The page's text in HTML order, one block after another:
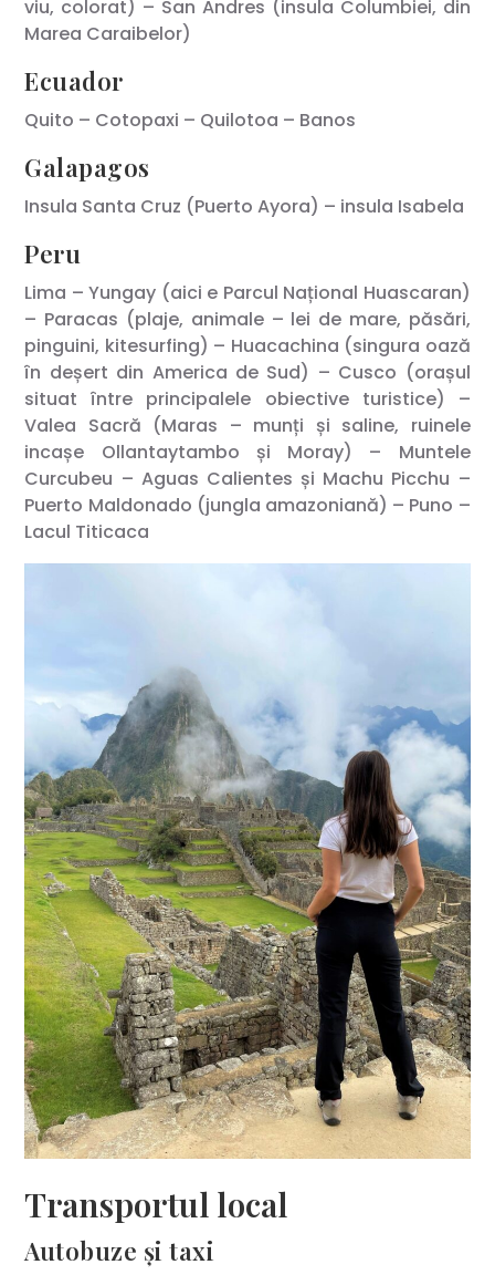
viu, colorat) – San Andres (insula Columbiei, din
Marea Caraibelor)
Ecuador
Quito – Cotopaxi – Quilotoa – Banos
Galapagos
Insula Santa Cruz (Puerto Ayora) – insula Isabela
Peru
Lima – Yungay (aici e Parcul Național Huascaran)
– Paracas (plaje, animale – lei de mare, păsări,
pinguini, kitesurfing) – Huacachina (singura oază
în deșert din America de Sud) – Cusco (orașul
situat între principalele obiective turistice) –
Valea Sacră (Maras – munți și saline, ruinele
incașe Ollantaytambo și Moray) – Muntele
Curcubeu – Aguas Calientes și Machu Picchu –
Puerto Maldonado (jungla amazoniană) – Puno –
Lacul Titicaca
Transportul local
Autobuze și taxi